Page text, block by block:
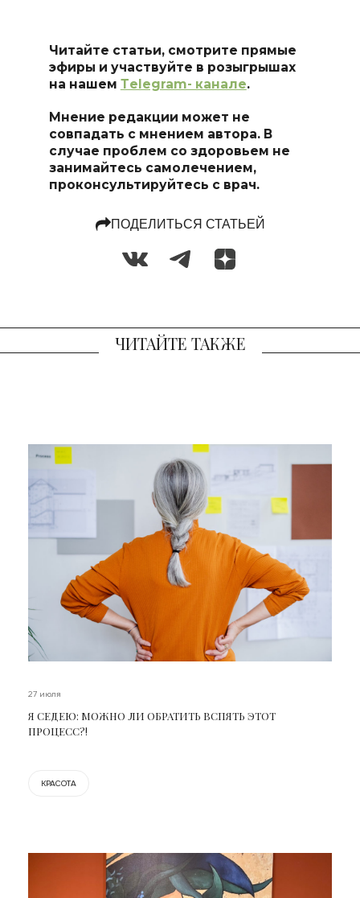
Читайте статьи, смотрите прямые
эфиры и участвуйте в розыгрышах
на нашем Тelegram- канале.
Мнение редакции может не
совпадать с мнением автора. В
случае проблем со здоровьем не
занимайтесь самолечением,
проконсультируйтесь с врач.
ПОДЕЛИТЬСЯ СТАТЬЕЙ
ЧИТАЙТЕ ТАКЖЕ
27 июля
Я СЕДЕЮ: МОЖНО ЛИ ОБРАТИТЬ ВСПЯТЬ ЭТОТ
ПРОЦЕСС?!
КРАСОТА